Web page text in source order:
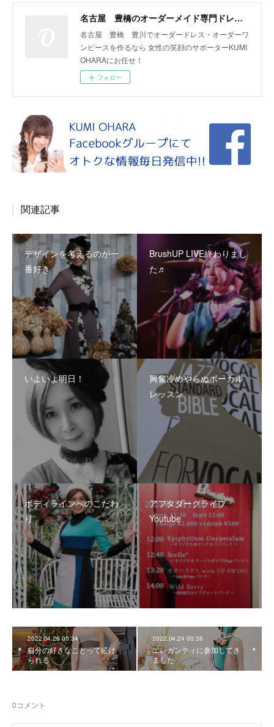
名古屋 豊橋のオーダーメイド専門ドレスデザイナー KUMI OHARA
名古屋 豊橋 豊川でオーダードレス・オーダーワ
ンピースを作るなら 女性の笑顔のサポーターKUMI
OHARAにお任せ！
フォロー
関連記事
デザインを考えるのが一
番好き
BrushUP LIVE終わりまし
た♬
いよいよ明日！
興奮冷めやらぬボーカル
レッスン
ボディラインへのこだわ
り
アフタダークライブ
Youtube
2022.04.26 00:34
自分の好きなことって続け
られる
2022.04.24 00:36
エレガンティに参加してき
ました
0コメント